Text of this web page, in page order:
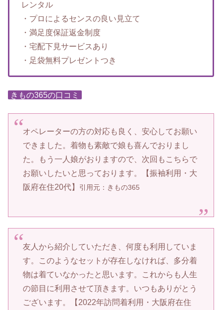
レンタル
・プロによるセンスの良い見立て
・満足度保証返金制度
・宅配下見サービスあり
・足袋無料プレゼントつき
きもの365の口コミ
オペレーターの方の対応も良く、安心してお願い
できました。着物も素敵で娘も喜んでおりまし
た。もう一人娘がおりますので、次回もこちらで
お願いしたいと思っております。【振袖利用・大
阪府在住20代】
引用元：きもの365
友人から紹介していただき、何度も利用していま
す。このようなセットが存在しなければ、多分着
物は着ていなかったと思います。これからも人生
の節目に利用させて頂きます。いつもありがとう
ございます。【2022年訪問着利用・大阪府在住